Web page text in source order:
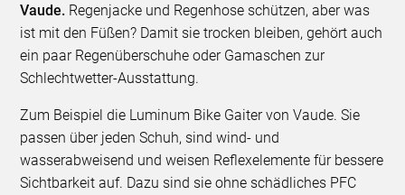
Vaude. Regenjacke und Regenhose schützen, aber was
ist mit den Füßen? Damit sie trocken bleiben, gehört auch
ein paar Regenüberschuhe oder Gamaschen zur
Schlechtwetter-Ausstattung.
Zum Beispiel die Luminum Bike Gaiter von Vaude. Sie
passen über jeden Schuh, sind wind- und
wasserabweisend und weisen Reflexelemente für bessere
Sichtbarkeit auf. Dazu sind sie ohne schädliches PFC